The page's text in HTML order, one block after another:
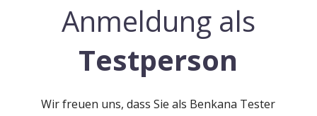
Anmeldung als
Testperson
Wir freuen uns, dass Sie als Benkana Tester